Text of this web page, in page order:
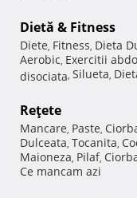
Dietă & Fitness
Diete, Fitness, Dieta
Aerobic, Exercitii
disociata, Silueta,
Reţete
Mancare, Paste,
Dulceata, Tocanita,
Maioneza, Pilaf,
Ce mancam azi